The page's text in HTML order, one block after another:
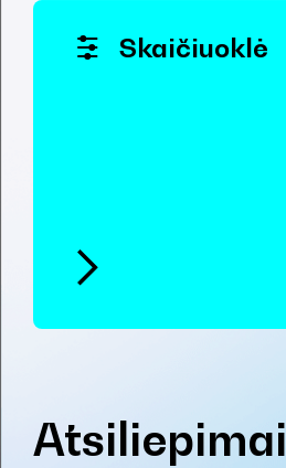
Skaičiuoklė
Atsiliepimai